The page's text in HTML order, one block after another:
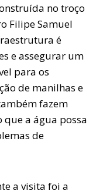
no troço
Filipe Samuel
é
e assegurar um
para os
de manilhas e
fazem
que a água possa
de
a visita foi a